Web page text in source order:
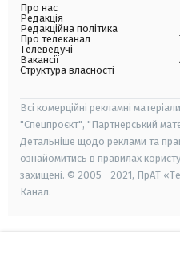
Про нас
Редакція
Редакційна політика
Про телеканал
Телеведучі
Вакансії
Структура власності
Всі комерційні рекламні
"Спецпроєкт", "Партнерський
Детальніше щодо реклами та
ознайомитись в правилах
захищені. © 2005—2021, ПрАТ
Канал.